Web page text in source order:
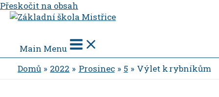
Přeskočit na obsah
Main Menu
Domů
2022 Prosinec 5 Výlet k rybníkům